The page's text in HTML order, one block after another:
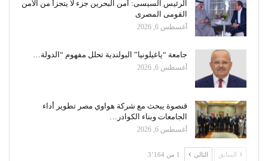
الرئيس السيسى: أمن البحرين جزء لا يتجزأ من الأمن
القومى المصرى
أغسطس 6, 2026
جامعة “ياغيلونيا” البولندية تحلل مفهوم “الدولة…
أغسطس 6, 2026
قنصوة يبحث مع شركة هواوي مصر تطوير أداء
الجامعات وبناء الكوادر…
أغسطس 6, 2026
السابق التالي 1 من 3٬164